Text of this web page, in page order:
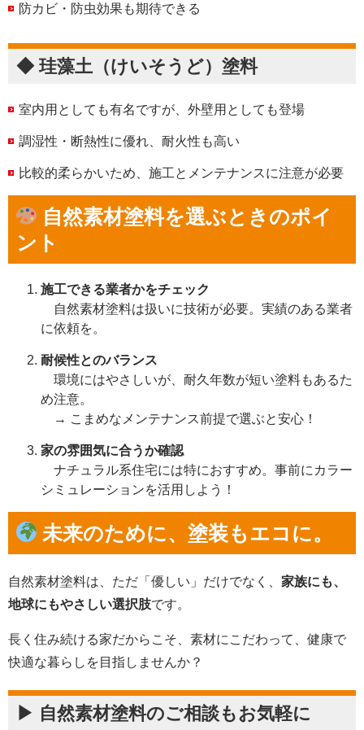
防カビ・防虫効果も期待できる
◆ 珪藻土（けいそうど）塗料
室内用としても有名ですが、外壁用としても登場
調湿性・断熱性に優れ、耐火性も高い
比較的柔らかいため、施工とメンテナンスに注意が必要
自然素材塗料を選ぶときのポイ
ント
施工できる業者かをチェック
自然素材塗料は扱いに技術が必要。実績のある業者
に依頼を。
耐候性とのバランス
環境にはやさしいが、耐久年数が短い塗料もあるた
め注意。
→ こまめなメンテナンス前提で選ぶと安心！
家の雰囲気に合うか確認
ナチュラル系住宅には特におすすめ。事前にカラー
シミュレーションを活用しよう！
未来のために、塗装もエコに。
自然素材塗料は、ただ「優しい」だけでなく、 家族にも、
地球にもやさしい選択肢です。
長く住み続ける家だからこそ、素材にこだわって、健康で
快適な暮らしを目指しませんか？
▶ 自然素材塗料のご相談もお気軽に